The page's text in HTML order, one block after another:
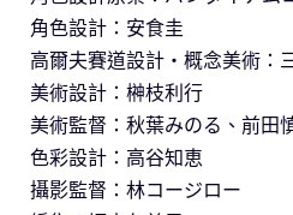
角色設計：安食圭
高爾夫賽道設計・概念美術：
美術設計：榊枝利行
美術監督：秋葉みのる、前田
色彩設計：高谷知恵
攝影監督：林コージロー